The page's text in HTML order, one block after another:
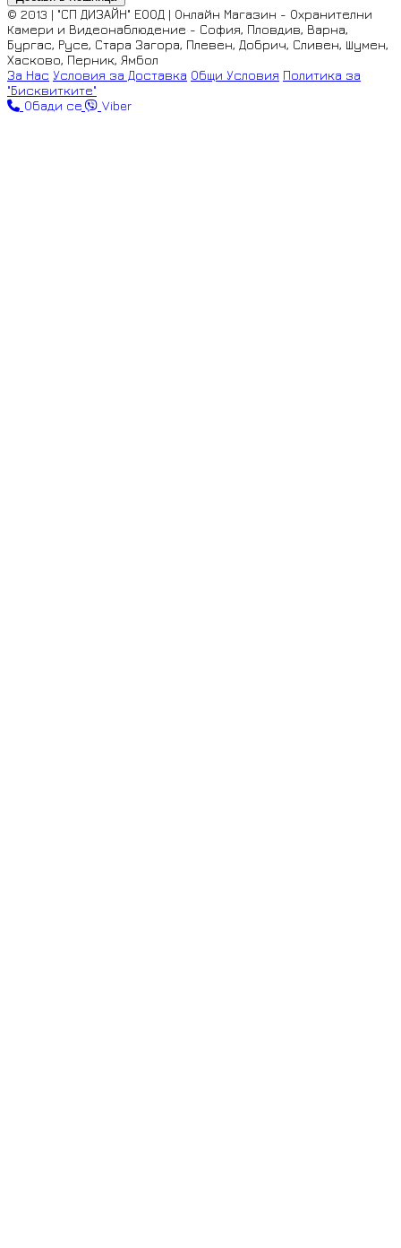
© 2013 | "СП ДИЗАЙН" ЕООД | Онлайн Магазин - Охранителни
Камери и Видеонаблюдение - София, Пловдив, Варна,
Бургас, Русе, Стара Загора, Плевен, Добрич, Сливен, Шумен,
Хасково, Перник, Ямбол
За Нас Условия за Доставка Общи Условия Политика за
"Бисквитките"
Обади се
Viber